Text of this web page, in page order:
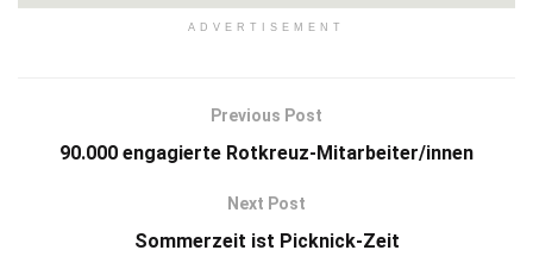
ADVERTISEMENT
Previous Post
90.000 engagierte Rotkreuz-Mitarbeiter/innen
Next Post
Sommerzeit ist Picknick-Zeit